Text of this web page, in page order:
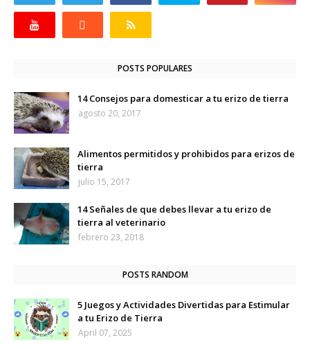
POSTS POPULARES
14 Consejos para domesticar a tu erizo de tierra
agosto 20, 2017
Alimentos permitidos y prohibidos para erizos de
tierra
julio 15, 2017
14 Señales de que debes llevar a tu erizo de
tierra al veterinario
febrero 23, 2018
POSTS RANDOM
5 Juegos y Actividades Divertidas para Estimular
a tu Erizo de Tierra
April 07, 2025